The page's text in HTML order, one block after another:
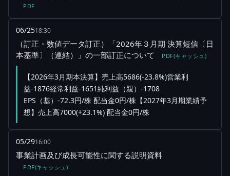
PDF
06/2518:30
（訂正・数値データ訂正）「2026年３月期 決算短信〔日
本基準〕（連結）」の一部訂正について
PDF(キャッシュ)
【2026年3月期本決算】売上高5686(-23.8%)営業利
益-1876経常利益-1651純利益（親）-1708
EPS（基）-72.3円/株 配当金0円/株【2027年3月期業績予
想】売上高7000(+23.1%) 配当金0円/株
05/2916:00
事業計画及び成長可能性に関する説明資料
PDF(キャッシュ)